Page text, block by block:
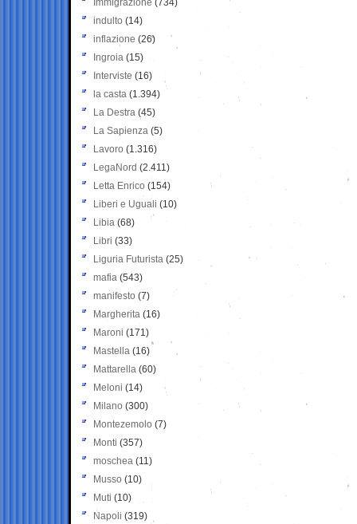
Immigrazione (734)
indulto (14)
inflazione (26)
Ingroia (15)
Interviste (16)
la casta (1.394)
La Destra (45)
La Sapienza (5)
Lavoro (1.316)
LegaNord (2.411)
Letta Enrico (154)
Liberi e Uguali (10)
Libia (68)
Libri (33)
Liguria Futurista (25)
mafia (543)
manifesto (7)
Margherita (16)
Maroni (171)
Mastella (16)
Mattarella (60)
Meloni (14)
Milano (300)
Montezemolo (7)
Monti (357)
moschea (11)
Musso (10)
Muti (10)
Napoli (319)